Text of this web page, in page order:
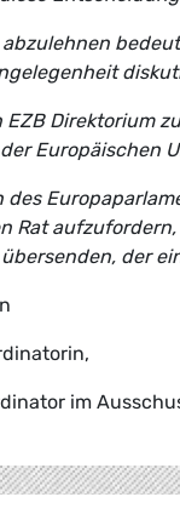
EZB Direktorium
Europäischen
des
Rat
der
im